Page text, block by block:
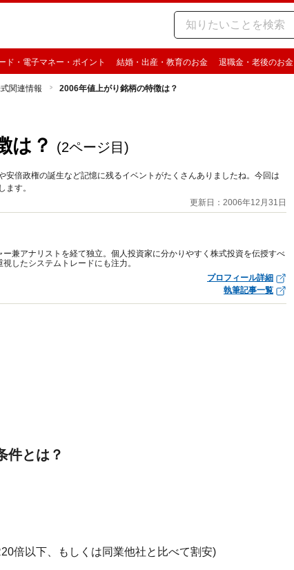
ド・電子マネー・ポイント 結婚・出産・教育のお金 退職金・老後のお金
関連情報 2006年値上がり銘柄の特徴は？
は？ (2ページ目)
倍政権の誕生など記憶に残るイベントがたくさんありましたね。今回は
す。
更新日：2006年12月31日
兼アナリストを経て独立。個人投資家に分かりやすく株式投資を伝授すべ
したシステムトレードにも注力。
プロフィール詳細
執筆記事一覧
件とは？
倍以下、もしくは同業他社と比べて割安)